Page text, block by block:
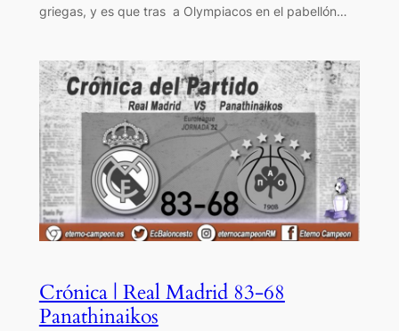
griegas, y es que tras a Olympiacos en el pabellón…
Crónica | Real Madrid 83-68
Panathinaikos